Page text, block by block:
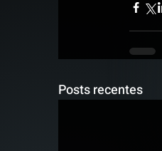
Posts recentes